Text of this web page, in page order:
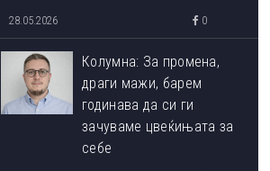
сопствениот ум
28.05.2026 0
Колумна: За промена,
драги мажи, барем
годинава да си ги
зачуваме цвеќињата за
себе